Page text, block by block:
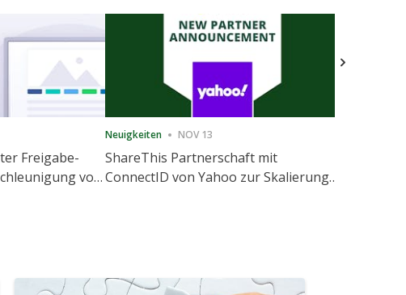
Freigabe-
von
Neuigkeiten NOV 13
ShareThis Partnerschaft mit
ConnectID von Yahoo zur Skalierung